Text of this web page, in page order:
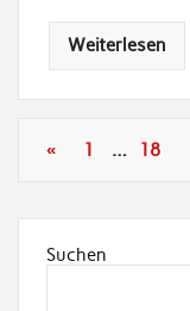
Weiterlesen
« 1 … 18
Suchen